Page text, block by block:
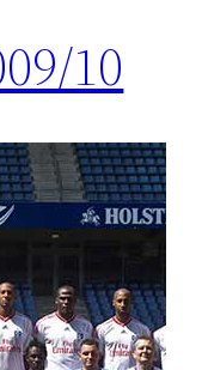
10